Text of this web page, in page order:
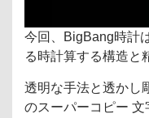
今回、BigBang時計
る時計算する構造と
透明な手法と透かし
のスーパーコピー